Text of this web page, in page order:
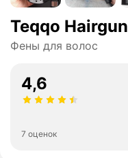
Teqqo Hairgun
Фены для волос
4,6
7 оценок